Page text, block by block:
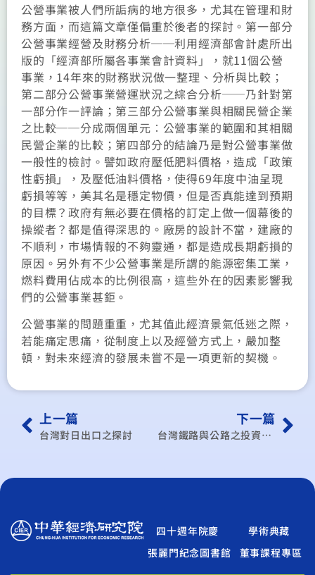
公營事業被人們所詬病的地方很多，尤其在管理和財
務方面，而這篇文章僅偏重於後者的探討。第一部分
公營事業經營及財務分析──利用經濟部會計處所出
版的「經濟部所屬各事業會計資料」，就11個公營
事業，14年來的財務狀況做一整理、分析與比較；
第二部分公營事業營運狀況之綜合分析──乃針對第
一部分作一評論；第三部分公營事業與相關民營企業
之比較──分成兩個單元︰公營事業的範圍和其相關
民營企業的比較；第四部分的結論乃是對公營事業做
一般性的檢討。譬如政府壓低肥料價格，造成「政策
性虧損」，及壓低油料價格，使得69年度中油呈現
虧損等等，美其名是穩定物價，但是否真能達到預期
的目標？政府有無必要在價格的訂定上做一個幕後的
操縱者？都是值得深思的。廠房的設計不當，建廠的
不順利，巿場情報的不夠靈通，都是造成長期虧損的
原因。另外有不少公營事業是所謂的能源密集工業，
燃料費用佔成本的比例很高，這些外在的因素影響我
們的公營事業甚鉅。
公營事業的問題重重，尤其值此經濟景氣低迷之際，
若能痛定思痛，從制度上以及經營方式上，嚴加整
頓，對未來經濟的發展未嘗不是一項更新的契機。
上一篇
台灣對日出口之探討
下一篇
台灣鐵路與公路之投資效益及其相互替代關係
四十週年院慶
學術典藏
張麗門紀念圖書館
董事課程專區